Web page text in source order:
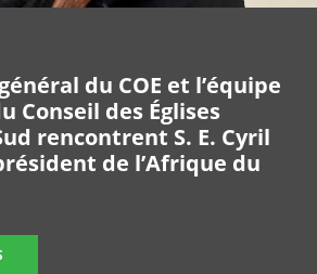
du COE et l’équipe
Conseil des Églises
rencontrent S. E. Cyril
de l’Afrique du